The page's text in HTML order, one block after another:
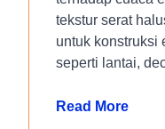
tekstur serat
untuk konstruksi
seperti lantai,
Read More